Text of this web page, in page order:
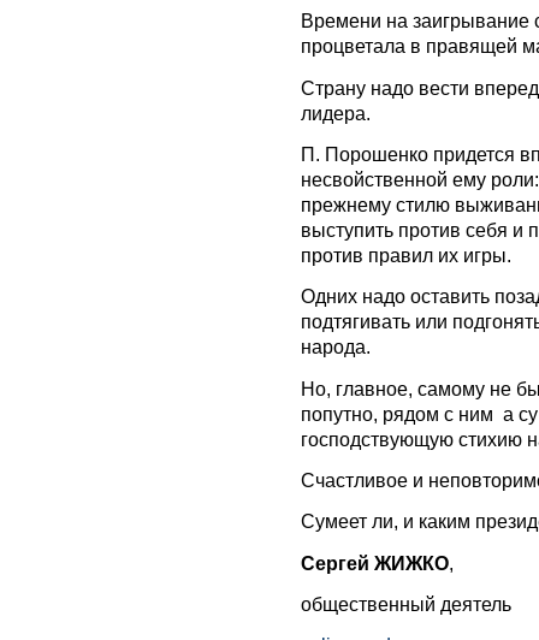
Времени на заигрывание
процветала в правящей
Страну надо вести
лидера.
П. Порошенко придется
несвойственной ему
прежнему стилю
выступить против себя и
против правил их игры.
Одних надо оставить
подтягивать или
народа.
Но, главное, самому не
попутно, рядом с ним а
господствующую стихию
Счастливое и
Сумеет ли, и каким
Сергей ЖИЖКО
общественный деятель